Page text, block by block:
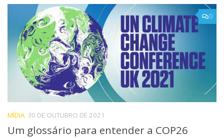
0
MÍDIA 30 DE OUTUBRO DE 2021
Um glossário para entender a COP26